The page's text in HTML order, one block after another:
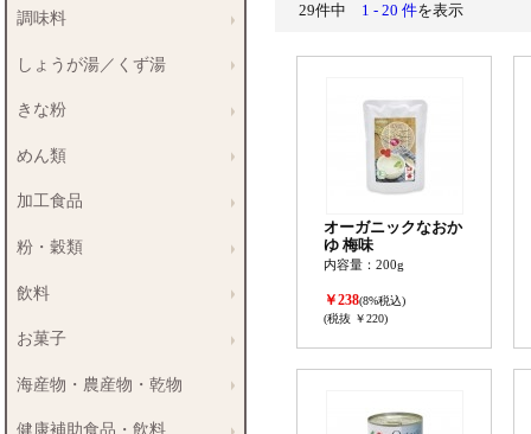
29件中 1 - 20 件を表示
オーガニックなおか
ゆ 梅味
内容量：200g
￥238(8%税込)
(税抜 ￥220)
調味料
しょうが湯／くず湯
きな粉
めん類
加工食品
粉・穀類
飲料
お菓子
海産物・農産物・乾物
健康補助食品・飲料